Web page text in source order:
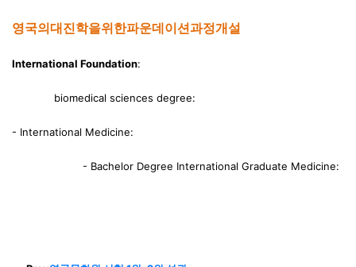
영국의대진학을위한파운데이션과정개설
International Foundation:
biomedical sciences degree:
- International Medicine:
- Bachelor Degree International Graduate Medicine: